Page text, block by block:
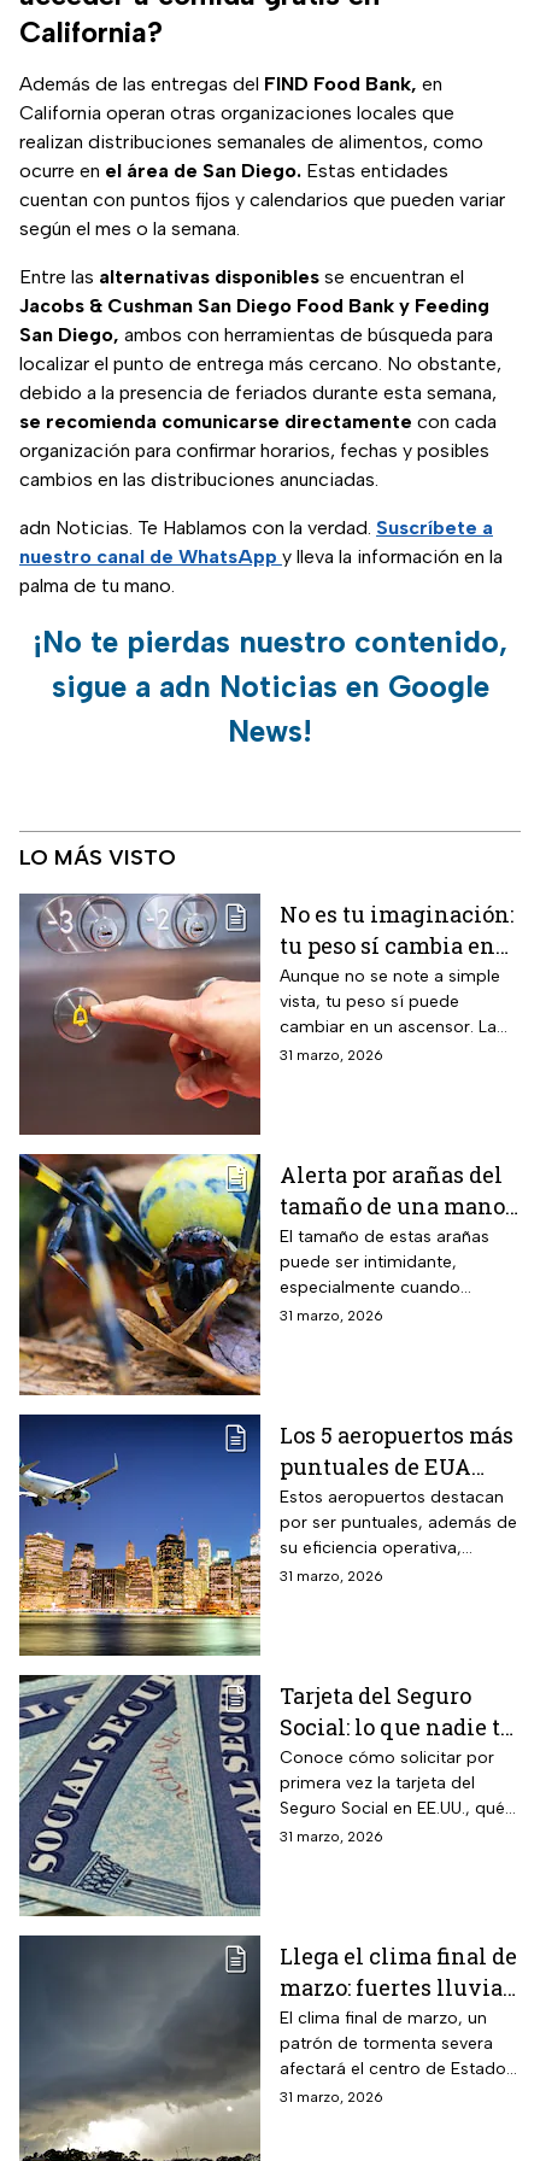
California?
Además de las entregas del FIND Food Bank, en
California operan otras organizaciones locales que
realizan distribuciones semanales de alimentos, como
ocurre en el área de San Diego. Estas entidades
cuentan con puntos fijos y calendarios que pueden variar
según el mes o la semana.
Entre las alternativas disponibles se encuentran el
Jacobs & Cushman San Diego Food Bank y Feeding
San Diego, ambos con herramientas de búsqueda para
localizar el punto de entrega más cercano. No obstante,
debido a la presencia de feriados durante esta semana,
se recomienda comunicarse directamente con cada
organización para confirmar horarios, fechas y posibles
cambios en las distribuciones anunciadas.
adn Noticias. Te Hablamos con la verdad. Suscríbete a
nuestro canal de WhatsApp y lleva la información en la
palma de tu mano.
¡No te pierdas nuestro contenido,
sigue a adn Noticias en Google
News!
LO MÁS VISTO
No es tu imaginación:
tu peso sí cambia en
un ascensor y la
ciencia lo explica
Aunque no se note a simple
vista, tu peso sí puede
cambiar en un ascensor. La
ciencia explica por qué ocurre
31 marzo, 2026
Alerta por arañas del
tamaño de una mano
que invaden EUA
El tamaño de estas arañas
puede ser intimidante,
especialmente cuando
aparecen cerca de viviendas,
31 marzo, 2026
Los 5 aeropuertos más
puntuales de EUA
para viajar en Semana
Santa
Estos aeropuertos destacan
por ser puntuales, además de
su eficiencia operativa,
gestión del flujo de pasajeros
31 marzo, 2026
Tarjeta del Seguro
Social: lo que nadie te
cuenta sobre cómo
obtenerla o
reemplazarla
Conoce cómo solicitar por
primera vez la tarjeta del
Seguro Social en EE.UU., qué
hacer para reemplazarla y
31 marzo, 2026
Llega el clima final de
marzo: fuertes lluvias
y riesgo de
inundaciones en EUA
El clima final de marzo, un
patrón de tormenta severa
afectará el centro de Estados
Unidos esta semana, dejará
31 marzo, 2026